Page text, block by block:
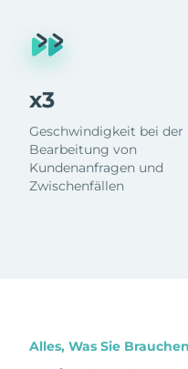
x3
Geschwindigkeit bei der
Bearbeitung von
Kundenanfragen und
Zwischenfällen
Alles, Was Sie